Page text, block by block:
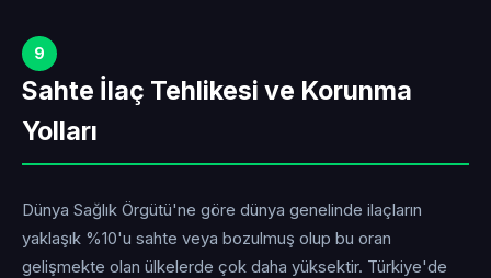
9
Sahte İlaç Tehlikesi ve Korunma
Yolları
Dünya Sağlık Örgütü'ne göre dünya genelinde ilaçların
yaklaşık %10'u sahte veya bozulmuş olup bu oran
gelişmekte olan ülkelerde çok daha yüksektir. Türkiye'de